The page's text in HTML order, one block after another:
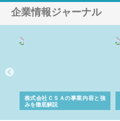
企業情報ジャーナル
株式会社ＣＳＡの事業内容と強
みを徹底解説